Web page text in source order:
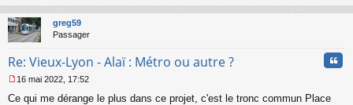
g
e
n
n
u
au
greg59
Passager
Re: Vieux-Lyon - Alaï : Métro ou autre ?
e
16 mai 2022, 17:52
Ce qui me dérange le plus dans ce projet, c'est le tronc commun Place